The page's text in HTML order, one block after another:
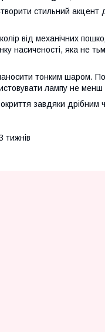
стильний
від механічних
насиченості, яка не
тонким шаром.
лампу не менш
завдяки дрібним
тижнів